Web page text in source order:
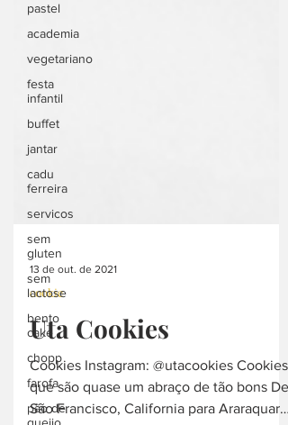
pastel
academia
vegetariano
festa
infantil
buffet
jantar
cadu
ferreira
servicos
sem
gluten
sem
lactose
bento
cake
chopp
farofa
pão de
13 de out. de 2021
cookie
Uta Cookies
Cookies Instagram: @utacookies Cookies
que são quase um abraço de tão bons De